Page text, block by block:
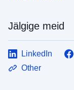
Jälgige meid
LinkedIn
Other